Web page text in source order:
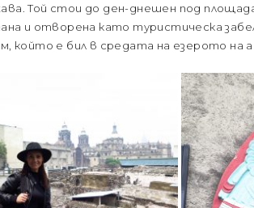
Той стои до ден-днешен под
и отворена като туристическа
който е бил в средата на езерото на